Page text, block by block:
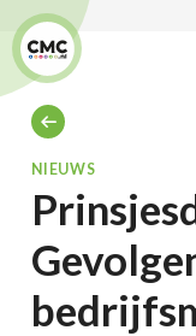
Overslaan
en
naar
de
inhoud
gaan
NIEUWS